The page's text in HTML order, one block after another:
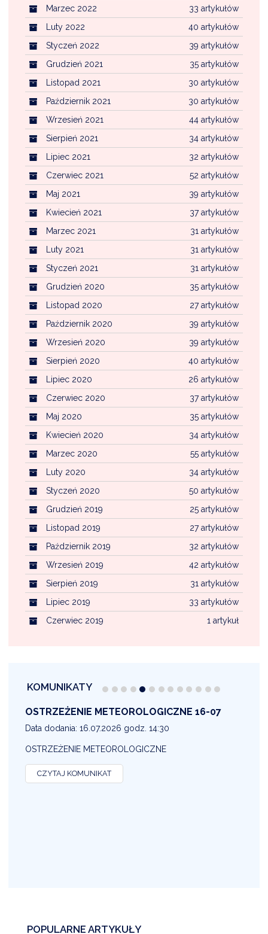
33 artykułów
Marzec 2022
40 artykułów
Luty 2022
39 artykułów
Styczeń 2022
35 artykułów
Grudzień 2021
30 artykułów
Listopad 2021
30 artykułów
Październik 2021
44 artykułów
Wrzesień 2021
34 artykułów
Sierpień 2021
32 artykułów
Lipiec 2021
52 artykułów
Czerwiec 2021
39 artykułów
Maj 2021
37 artykułów
Kwiecień 2021
31 artykułów
Marzec 2021
31 artykułów
Luty 2021
31 artykułów
Styczeń 2021
35 artykułów
Grudzień 2020
27 artykułów
Listopad 2020
39 artykułów
Październik 2020
39 artykułów
Wrzesień 2020
40 artykułów
Sierpień 2020
26 artykułów
Lipiec 2020
37 artykułów
Czerwiec 2020
35 artykułów
Maj 2020
34 artykułów
Kwiecień 2020
55 artykułów
Marzec 2020
34 artykułów
Luty 2020
50 artykułów
Styczeń 2020
25 artykułów
Grudzień 2019
27 artykułów
Listopad 2019
32 artykułów
Październik 2019
42 artykułów
Wrzesień 2019
31 artykułów
Sierpień 2019
33 artykułów
Lipiec 2019
1 artykuł
Czerwiec 2019
KOMUNIKATY
OSTRZEŻENIE METEOROLOGICZNE 16-07
Data dodania: 16.07.2026 godz. 14:30
OSTRZEŻENIE METEOROLOGICZNE
CZYTAJ KOMUNIKAT
POPULARNE ARTYKUŁY